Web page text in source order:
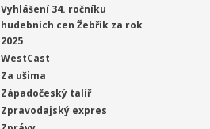
Vyhlášení 34. ročníku
hudebních cen Žebřík za rok
2025
WestCast
Za ušima
Západočeský talíř
Zpravodajský expres